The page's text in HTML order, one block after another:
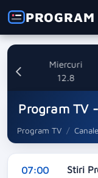
Miercuri
12.8
Program TV
Program TV
07:00 Stiri